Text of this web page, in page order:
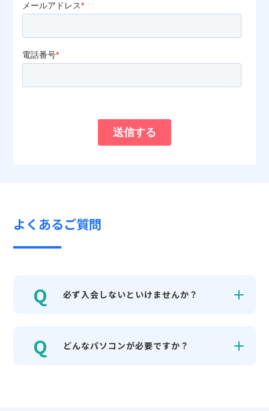
よくあるご質問
必ず入会しないといけませんか？
どんなパソコンが必要ですか？